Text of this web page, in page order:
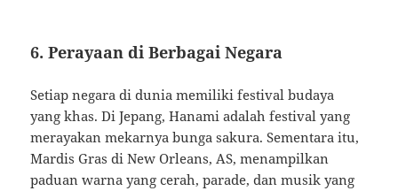
6. Perayaan di Berbagai Negara
Setiap negara di dunia memiliki festival budaya
yang khas. Di Jepang, Hanami adalah festival yang
merayakan mekarnya bunga sakura. Sementara itu,
Mardis Gras di New Orleans, AS, menampilkan
paduan warna yang cerah, parade, dan musik yang